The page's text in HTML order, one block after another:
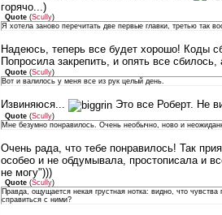
горячо...)
Quote (Scully)
Я хотела заново перечитать две первые главки, третью так
Надеюсь, теперь все будет хорошо! Коды
Попросила закрепить, и опять все
Quote (Scully)
Вот и валилось у меня все из рук целый день.
Извиняюся... Это все Роберт. Не
Quote (Scully)
Мне безумно понравилось. Очень необычно, ново и
Очень рада, что тебе понравилось! Так
особео и не обдумывала, простописала и
не могу")))
Quote (Scully)
Правда, ощущается некая грустная нотка: видно, что
справиться с ними?